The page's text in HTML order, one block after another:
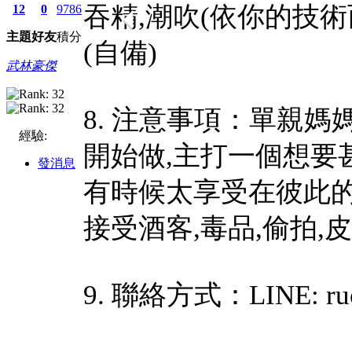
12
主題
0
好友
9786
積分
武林豪傑
經驗:
發消息
吞精,潮吹(依你的技
(自備)
8. 注意事項：單親媽
開始做,主打一個想要
有時候太享受在彼此
接受酒客,毒品,偷拍,
9. 聯絡方式：LINE: